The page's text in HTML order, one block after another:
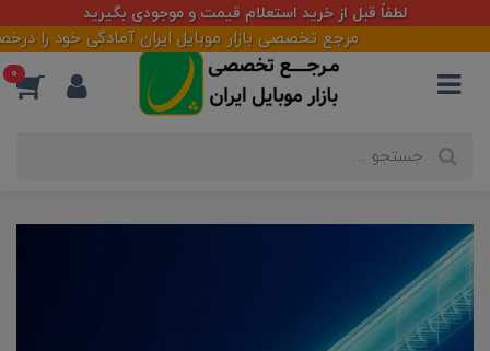
لطفاً قبل از خرید استعلام قیمت و موجودی بگیرید
مرجع تخصصی بازار موبایل ایران آمادگی خود را درخصوص
0